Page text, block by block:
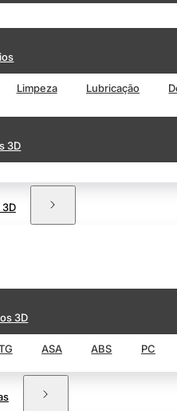
Limpeza Lubricação
3D
3D
3D
ASA ABS PC